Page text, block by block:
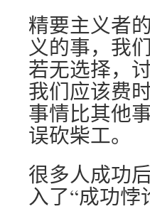
精要主义者
义的事，我
若无选择，
我们应该费
事情比其他
误砍柴工。
很多人成功
入了“成功